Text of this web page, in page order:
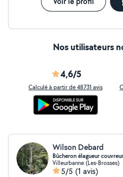
Nos utilisateurs
4,6/5
Calculé à partir de 48731 avis
Wilson Debard
Bûcheron élagueur couvreur
Villeurbanne (Les-Brosses)
5/5 (1 avis)